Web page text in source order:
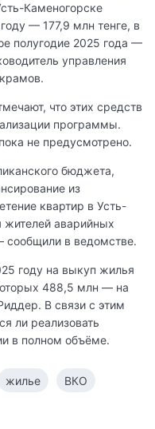
Каменогорске
— 177,9 млн тенге, в
полугодие 2025 года —
управления
что этих средств
программы.
не предусмотрено.
бюджета,
из
квартир в Усть-
жителей аварийных
в ведомстве.
году на выкуп жилья
488,5 млн — на
В связи с этим
ли реализовать
в полном объёме.
жилье ВКО